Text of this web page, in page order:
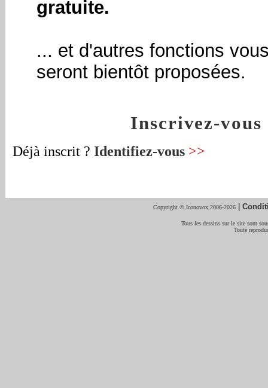
gratuite.
... et d'autres fonctions
seront bientôt proposées.
Inscrivez-vous
Déjà inscrit ? Identifiez-vous >>
Copyright © Iconovox 2006-2026 |
Tous les dessins sur le site sont
Toute